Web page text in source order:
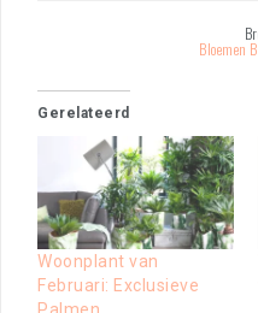
Bloemen
Gerelateerd
Woonplant van
Februari: Exclusieve
Palmen